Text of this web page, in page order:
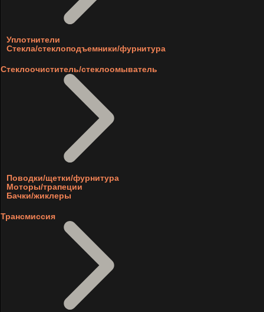
Уплотнители
Стекла/стеклоподъемники/фурнитура
Стеклоочиститель/стеклоомыватель
Поводки/щетки/фурнитура
Моторы/трапеции
Бачки/жиклеры
Трансмиссия